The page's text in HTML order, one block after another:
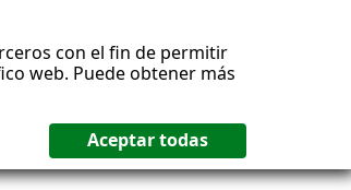
con el fin de permitir
web. Puede obtener más